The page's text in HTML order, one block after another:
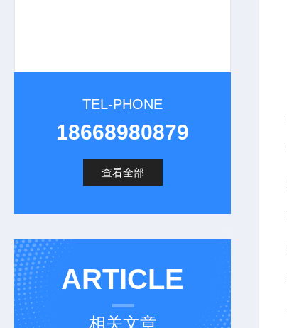
TEL-PHONE
18668980879
查看全部
ARTICLE
相关文章